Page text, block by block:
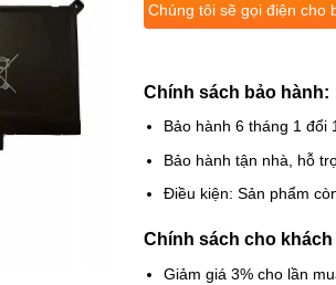
Chúng tôi sẽ gọi điện cho
Chính sách bảo hành:
Bảo hành 6 tháng 1 đổi
Bảo hành tận nhà, hỗ
Điều kiện: Sản phẩm
Chính sách cho
Giảm giá 3% cho lần